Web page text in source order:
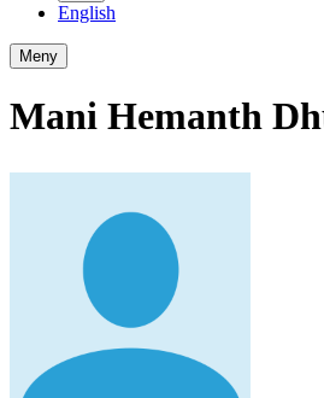
English
Meny
Mani Hemanth